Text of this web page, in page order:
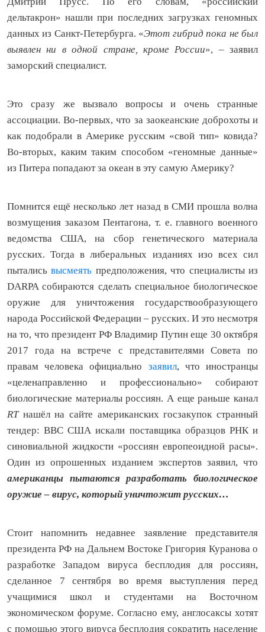
дельтакрон» нашли при последних загрузках геномных
данных из Санкт-Петербурга. «Этот гибрид пока не был
выявлен ни в одной стране, кроме России», – заявил
заморский специалист.
Это сразу же вызвало вопросы и очень странные
ассоциации. Во-первых, что за заокеанские доброхоты и
как подобрали в Америке русским «свой тип» ковида?
Во-вторых, каким таким способом «геномные данные»
из Питера попадают за океан в эту самую Америку?
Помнится ещё несколько лет назад в СМИ прошла волна
возмущения заказом Пентагона, т. е. главного военного
ведомства США, на сбор генетического материала
русских. Тогда в либеральных изданиях изо всех сил
пыталисьвысмеять предположения, что специалисты из
DARPA собираются сделать специальное биологическое
оружие для уничтожения государствообразующего
народа Российской Федерации – русских. И это несмотря
на то, что президент РФ Владимир Путин еще 30 октября
2017 года на встрече с представителями Совета по
правам человека официально заявил, что иностранцы
«целенаправленно и профессионально» собирают
биологические материалы россиян. А еще раньше канал
RTнашёл на сайте американских госзакупок странный
тендер: ВВС США искали поставщика образцов РНК и
синовиальной жидкости «россиян европеоидной расы».
Один из опрошенных изданием экспертов заявил, что
американцы пытаются разработать биологическое
оружие – вирус, который уничтожит русских…
Стоит напомнить недавнее заявление представителя
президента РФ на Дальнем Востоке Григория Куранова о
разработке Западом вируса бесплодия для россиян,
сделанное 7 сентября во время выступления перед
учащимися школ и студентами на Восточном
экономическом форуме. Согласно ему, англосаксы хотят
с помощью этого вируса бесплодия сократить население